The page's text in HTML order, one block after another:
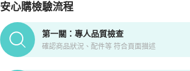
安心購檢驗流程
PopChill拍拍圈正品驗證、安心購檢驗流程介紹
第一關：專人品質檢查
確認商品狀況、配件等 符合頁面描述